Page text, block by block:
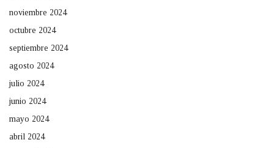
noviembre 2024
octubre 2024
septiembre 2024
agosto 2024
julio 2024
junio 2024
mayo 2024
abril 2024